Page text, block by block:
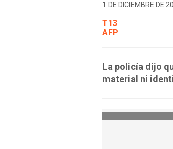
1 DE DICIEMBRE DE
T13
AFP
La policía dijo
material ni